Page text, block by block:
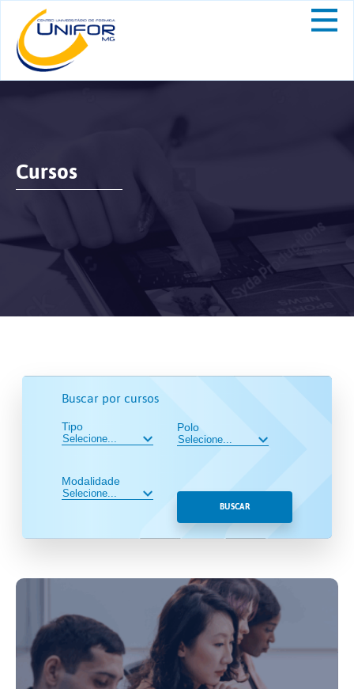
Cursos
Buscar por cursos
Tipo
Modalidade
Polo
BUSCAR